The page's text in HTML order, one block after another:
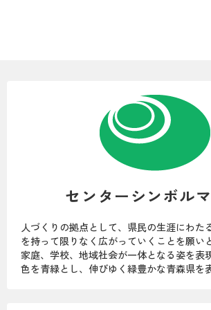
センターシンボル
人づくりの拠点として、県民の生涯にわた
を持って限りなく広がっていくことを願い
家庭、学校、地域社会が一体となる姿を表
色を青緑とし、伸びゆく緑豊かな青森県を